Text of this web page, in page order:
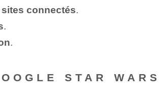
connectés.
.
.
STAR